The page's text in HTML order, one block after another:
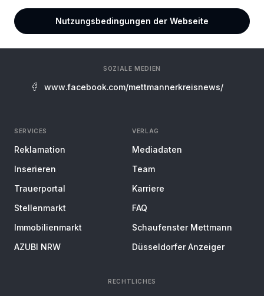
Nutzungsbedingungen der Webseite
SOZIALE MEDIEN
www.facebook.com/mettmannerkreisnews/
SERVICES
Reklamation
Inserieren
Trauerportal
Stellenmarkt
Immobilienmarkt
AZUBI NRW
VERLAG
Mediadaten
Team
Karriere
FAQ
Schaufenster Mettmann
Düsseldorfer Anzeiger
RECHTLICHES